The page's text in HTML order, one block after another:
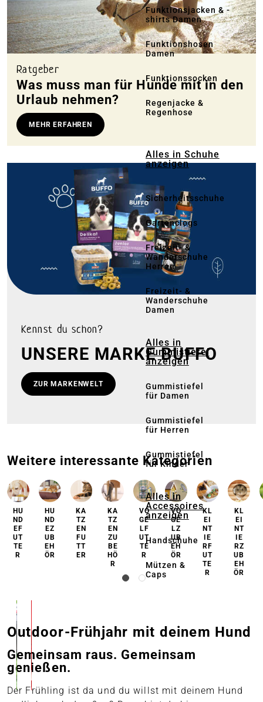
Funktionsjacken & -
shirts Damen
Funktionshosen
Damen
Funktionssocken
Regenjacke &
Regenhose
Alles in Schuhe
anzeigen
Sicherheitsschuhe
Gartenclogs
Freizeit- &
Wanderschuhe
Herren
Freizeit- &
Wanderschuhe
Damen
Alles in
Gummistiefel
anzeigen
Gummistiefel
für Damen
Gummistiefel
für Herren
Gummistiefel
für Kinder
Alles in
Accessoires
anzeigen
Handschuhe
Mützen &
Caps
Ratgeber
Was muss man für Hunde mit in den
Urlaub nehmen?
MEHR ERFAHREN
Kennst du schon?
UNSERE MARKE BUFFO
ZUR MARKENWELT
Weitere interessante Kategorien
HU
ND
EF
UT
TE
R
HU
ND
EZ
UB
EH
ÖR
KA
TZ
EN
FU
TT
ER
KA
TZ
EN
ZU
BE
HÖ
R
VO
GE
LF
UT
TE
R
VO
GE
LZ
UB
EH
ÖR
KL
EI
NT
IE
RF
UT
TE
R
KL
EI
NT
IE
RZ
UB
EH
ÖR
Outdoor-Frühjahr mit deinem Hund
Gemeinsam raus. Gemeinsam
genießen.
Der Frühling ist da und du willst mit deinem Hund